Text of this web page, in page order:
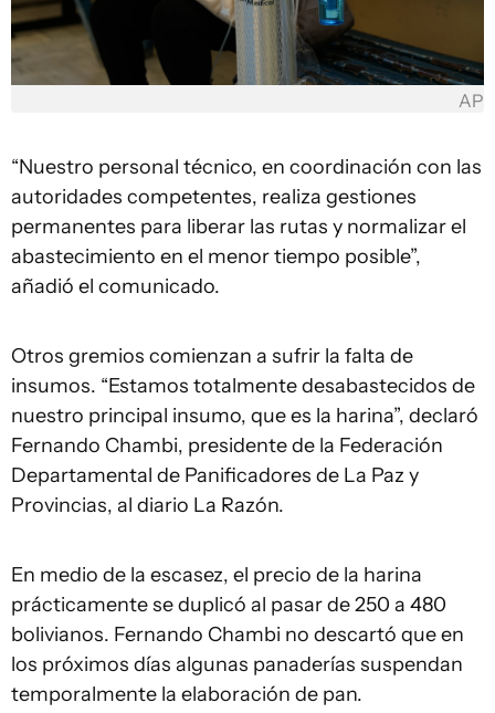
AP
“Nuestro personal técnico, en coordinación con las
autoridades competentes, realiza gestiones
permanentes para liberar las rutas y normalizar el
abastecimiento en el menor tiempo posible”,
añadió el comunicado.
Otros gremios comienzan a sufrir la falta de
insumos. “Estamos totalmente desabastecidos de
nuestro principal insumo, que es la harina”, declaró
Fernando Chambi, presidente de la Federación
Departamental de Panificadores de La Paz y
Provincias, al diario La Razón.
En medio de la escasez, el precio de la harina
prácticamente se duplicó al pasar de 250 a 480
bolivianos. Fernando Chambi no descartó que en
los próximos días algunas panaderías suspendan
temporalmente la elaboración de pan.